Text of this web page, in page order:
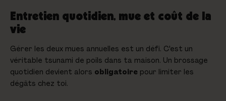
Entretien quotidien, mue et coût de la
vie
Gérer les deux mues annuelles est un défi. C'est un
véritable tsunami de poils dans ta maison. Un brossage
quotidien devient alors obligatoire pour limiter les
dégâts chez toi.